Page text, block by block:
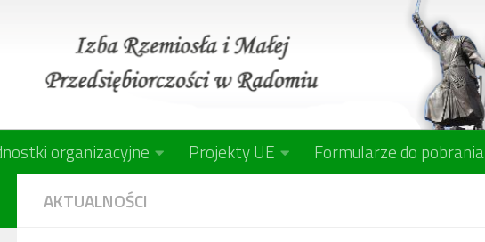
organizacyjne Projekty UE Formularze do pobrania
AKTUALNOŚCI